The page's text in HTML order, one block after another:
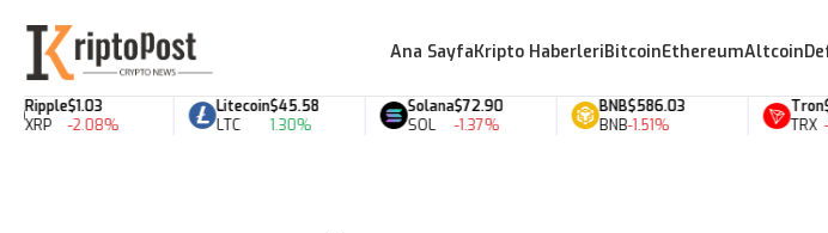
Ana SayfaKripto HaberleriBitcoinEthereumAltcoin
$1.03
-2.08%
Litecoin
LTC
$45.58
1.30%
Solana
SOL
$72.90
-1.37%
BNB
BNB
$586.03
-1.51%
Tron
TRX -